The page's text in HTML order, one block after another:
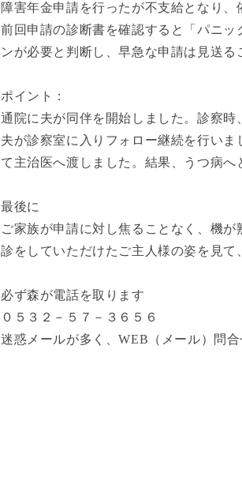
障害年金申請を行ったが不支給となり、
前回申請の診断書を確認すると「パニ
ンが必要と判断し、早急な申請は見送
ポイント：
通院に夫が同伴を開始しました。診察
夫が診察室に入りフォロー継続を行い
て主治医へ渡しました。結果、うつ病へ
最後に
ご家族が申請に対し焦ることなく、機
診をしていただけたご主人様の姿を見
必ず森が電話を取ります
０５３２－５７－３６５６
迷惑メールが多く、WEB （メール）問